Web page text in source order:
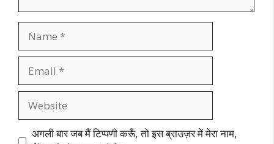
अगली बार जब मैं टिप्पणी करूँ, तो इस ब्राउज़र में मेरा नाम,